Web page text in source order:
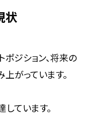
状
ポジション、将来の
がっています。
ています。